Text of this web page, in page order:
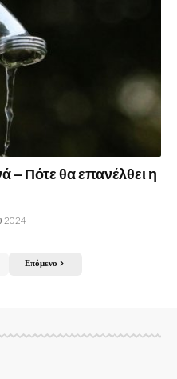
– Πότε θα επανέλθει η
2024
Επόμενο